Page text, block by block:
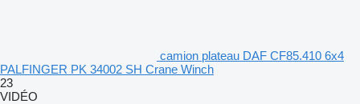
camion plateau DAF CF85.410 6x4
PALFINGER PK 34002 SH Crane Winch
23
VIDÉO